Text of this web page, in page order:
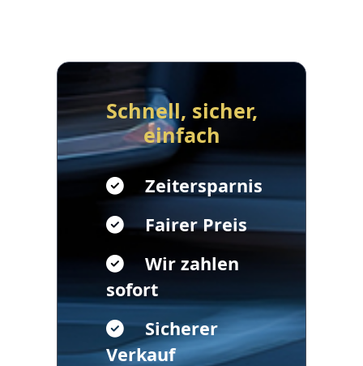
Schnell, sicher,
einfach
Zeitersparnis
Fairer Preis
Wir zahlen
sofort
Sicherer
Verkauf